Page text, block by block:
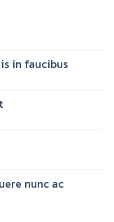
in faucibus
nunc ac